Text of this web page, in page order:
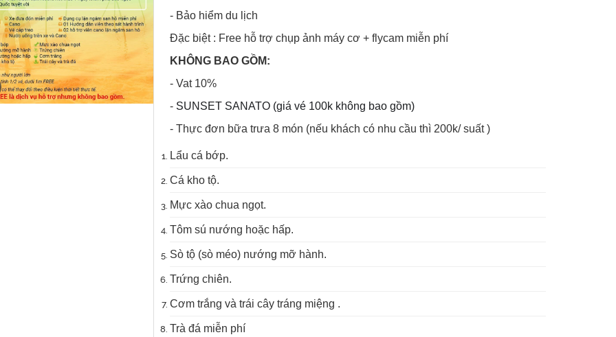
- Bảo hiểm du lịch
Đặc biệt : Free hỗ trợ chụp ảnh máy cơ + flycam miễn phí
KHÔNG BAO GỒM:
- Vat 10%
- SUNSET SANATO (giá vé 100k không bao gồm)
- Thực đơn bữa trưa 8 món (nếu khách có nhu cầu thì 200k/ suất )
Lẩu cá bớp.
Cá kho tộ.
Mực xào chua ngọt.
Tôm sú nướng hoặc hấp.
Sò tộ (sò méo) nướng mỡ hành.
Trứng chiên.
Cơm trắng và trái cây tráng miệng .
Trà đá miễn phí